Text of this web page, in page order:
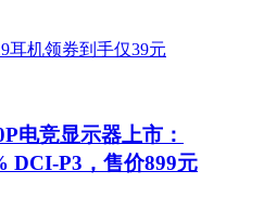
电竞显示器上市：
DCI-P3，售价899元